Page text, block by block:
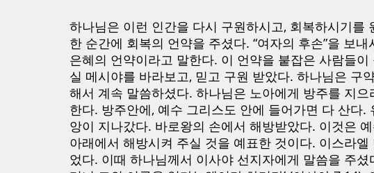
하나님은 이런 인간을 다시 구원하시고, 회복하시기를
한 순간에 회복의 언약을 주셨다. “여자의 후손”을 보
은혜의 언약이라고 말한다. 이 언약을 붙잡은 사람들
실 메시야를 바라보고, 믿고 구원 받았다. 하나님은 구
해서 계속 말씀하셨다. 하나님은 노아에게 방주를 지
한다. 방주안에, 예수 그리스도 안에 들어가면 다 산다.
앙이 지나갔다. 바로왕의 손에서 해방받았다. 이것은
아래에서 해방시켜 주실 것을 예표한 것이다. 이스라
었다. 이때 하나님께서 이사야 선지자에게 말씀을 주셨